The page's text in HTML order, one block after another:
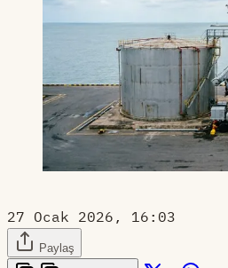
27 Ocak 2026, 16:03
Paylaş